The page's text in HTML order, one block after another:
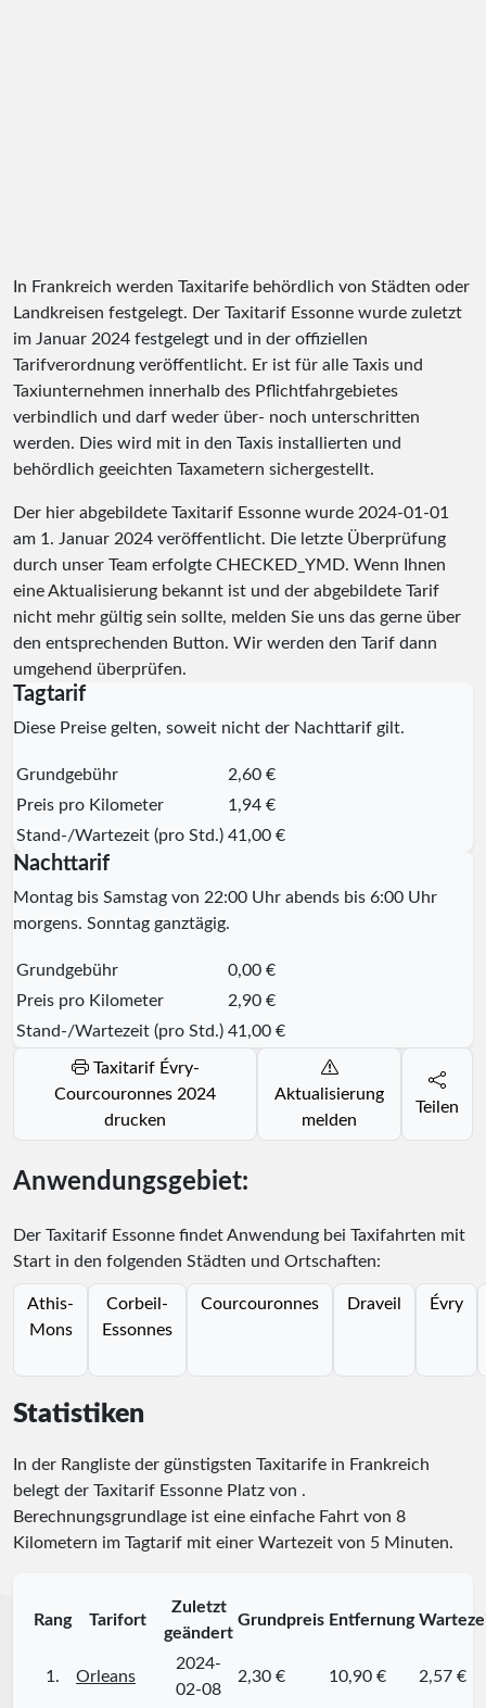
In Frankreich werden Taxitarife behördlich von Städten oder
Landkreisen festgelegt. Der Taxitarif Essonne wurde zuletzt
im Januar 2024 festgelegt und in der offiziellen
Tarifverordnung veröffentlicht. Er ist für alle Taxis und
Taxiunternehmen innerhalb des Pflichtfahrgebietes
verbindlich und darf weder über- noch unterschritten
werden. Dies wird mit in den Taxis installierten und
behördlich geeichten Taxametern sichergestellt.
Der hier abgebildete Taxitarif Essonne wurde 2024-01-01
am 1. Januar 2024 veröffentlicht. Die letzte Überprüfung
durch unser Team erfolgte CHECKED_YMD. Wenn Ihnen
eine Aktualisierung bekannt ist und der abgebildete Tarif
nicht mehr gültig sein sollte, melden Sie uns das gerne über
den entsprechenden Button. Wir werden den Tarif dann
umgehend überprüfen.
Tagtarif
Diese Preise gelten, soweit nicht der Nachttarif gilt.
Grundgebühr
2,60 €
Preis pro Kilometer
1,94 €
Stand-/Wartezeit (pro Std.) 41,00 €
Nachttarif
Montag bis Samstag von 22:00 Uhr abends bis 6:00 Uhr
morgens. Sonntag ganztägig.
Grundgebühr
0,00 €
Preis pro Kilometer
2,90 €
Stand-/Wartezeit (pro Std.) 41,00 €
Taxitarif Évry-
Courcouronnes 2024
drucken
Aktualisierung
melden
Teilen
Anwendungsgebiet:
Der Taxitarif Essonne findet Anwendung bei Taxifahrten mit
Start in den folgenden Städten und Ortschaften:
Athis-
Mons
Corbeil-
Essonnes
Courcouronnes Draveil Évry
Statistiken
In der Rangliste der günstigsten Taxitarife in Frankreich
belegt der Taxitarif Essonne Platz von .
Berechnungsgrundlage ist eine einfache Fahrt von 8
Kilometern im Tagtarif mit einer Wartezeit von 5 Minuten.
Rang Tarifort
Zuletzt
geändert
Grundpreis Entfernung
1. Orleans
2024-
02-08
2,30 € 10,90 € 2,57 €